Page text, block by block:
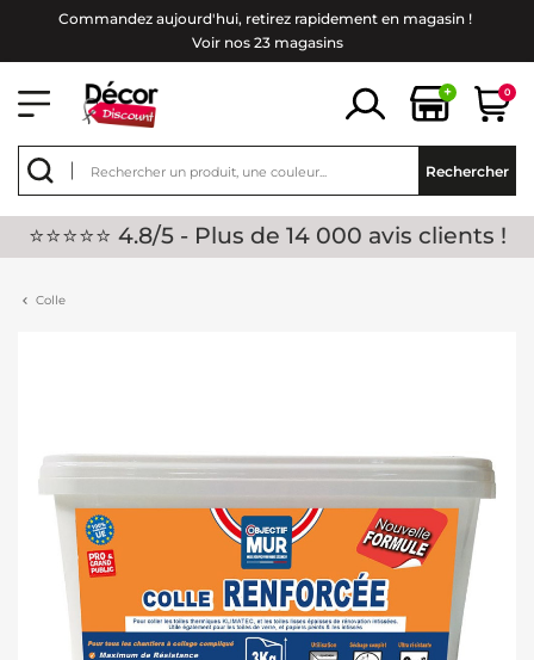
Commandez aujourd'hui, retirez rapidement en magasin !
Voir nos 23 magasins
+ 0
Rechercher
⭐⭐⭐⭐⭐ 4.8/5 - Plus de 14 000 avis clients !
Colle